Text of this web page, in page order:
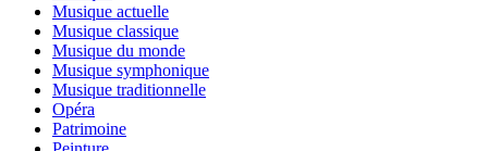
Musique actuelle
Musique classique
Musique du monde
Musique symphonique
Musique traditionnelle
Opéra
Patrimoine